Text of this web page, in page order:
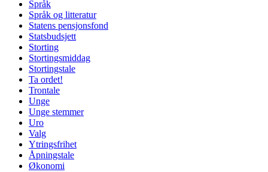
Språk
Språk og litteratur
Statens pensjonsfond
Statsbudsjett
Storting
Stortingsmiddag
Stortingstale
Ta ordet!
Trontale
Unge
Unge stemmer
Uro
Valg
Ytringsfrihet
Åpningstale
Økonomi